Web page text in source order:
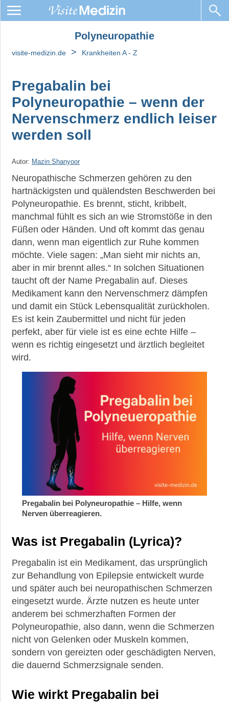
Polyneuropathie
visite-medizin.de > Krankheiten A - Z
Pregabalin bei
Polyneuropathie – wenn der
Nervenschmerz endlich leiser
werden soll
Autor: Mazin Shanyoor
Neuropathische Schmerzen gehören zu den
hartnäckigsten und quälendsten Beschwerden bei
Polyneuropathie. Es brennt, sticht, kribbelt,
manchmal fühlt es sich an wie Stromstöße in den
Füßen oder Händen. Und oft kommt das genau
dann, wenn man eigentlich zur Ruhe kommen
möchte. Viele sagen: „Man sieht mir nichts an,
aber in mir brennt alles.“ In solchen Situationen
taucht oft der Name Pregabalin auf. Dieses
Medikament kann den Nervenschmerz dämpfen
und damit ein Stück Lebensqualität zurückholen.
Es ist kein Zaubermittel und nicht für jeden
perfekt, aber für viele ist es eine echte Hilfe –
wenn es richtig eingesetzt und ärztlich begleitet
wird.
Pregabalin bei Polyneuropathie – Hilfe, wenn
Nerven überreagieren.
Was ist Pregabalin (Lyrica)?
Pregabalin ist ein Medikament, das ursprünglich
zur Behandlung von Epilepsie entwickelt wurde
und später auch bei neuropathischen Schmerzen
eingesetzt wurde. Ärzte nutzen es heute unter
anderem bei schmerzhaften Formen der
Polyneuropathie, also dann, wenn die Schmerzen
nicht von Gelenken oder Muskeln kommen,
sondern von gereizten oder geschädigten Nerven,
die dauernd Schmerzsignale senden.
Wie wirkt Pregabalin bei
Polyneuropathie
Small-
Neuropathie
Heilpfanzen
bei
Polyneuropathie
Weihrauch
►
News
►
Symptome
►
Diagnostik
Krankheiten
Medikamente
Gesundheit
Suche